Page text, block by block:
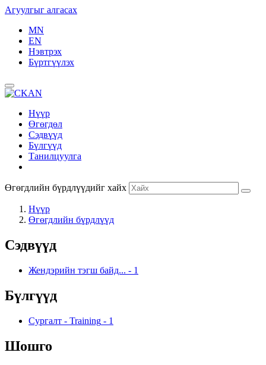
Агуулгыг алгасах
MN
EN
Нэвтрэх
Бүртгүүлэх
Нүүр
Өгөгдөл
Сэдвүүд
Бүлгүүд
Танилцуулга
Өгөгдлийн бүрдлүүдийг хайх
Нүүр
Өгөгдлийн бүрдлүүд
Сэдвүүд
Жендэрийн тэгш байд... - 1
Бүлгүүд
Сургалт - Training - 1
Шошго